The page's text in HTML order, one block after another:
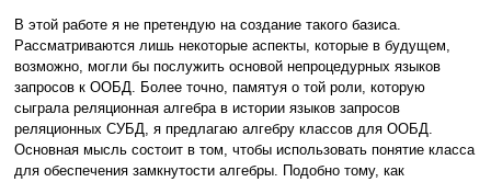
В этой работе я не претендую на создание такого базиса.
Рассматриваются лишь некоторые аспекты, которые в будущем,
возможно, могли бы послужить основой непроцедурных языков
запросов к ООБД. Более точно, памятуя о той роли, которую
сыграла реляционная алгебра в истории языков запросов
реляционных СУБД, я предлагаю алгебру классов для ООБД.
Основная мысль состоит в том, чтобы использовать понятие класса
для обеспечения замкнутости алгебры. Подобно тому, как